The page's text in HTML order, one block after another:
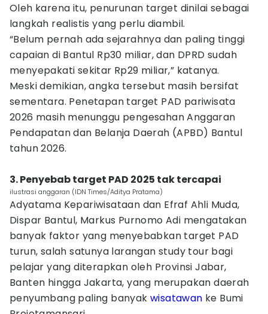
Oleh karena itu, penurunan target dinilai sebagai
langkah realistis yang perlu diambil.
“Belum pernah ada sejarahnya dan paling tinggi
capaian di Bantul Rp30 miliar, dan DPRD sudah
menyepakati sekitar Rp29 miliar,” katanya.
Meski demikian, angka tersebut masih bersifat
sementara. Penetapan target PAD pariwisata
2026 masih menunggu pengesahan Anggaran
Pendapatan dan Belanja Daerah (APBD) Bantul
tahun 2026.
‎3. Penyebab target PAD 2025 tak tercapai
ilustrasi anggaran (IDN Times/Aditya Pratama)
‎Adyatama Kepariwisataan dan Efraf Ahli Muda,
Dispar Bantul, Markus Purnomo Adi mengatakan
banyak faktor yang menyebabkan target PAD
turun, salah satunya larangan study tour bagi
pelajar yang diterapkan oleh Provinsi Jabar,
Banten hingga Jakarta, yang merupakan daerah
penyumbang paling banyak wisatawan ke Bumi